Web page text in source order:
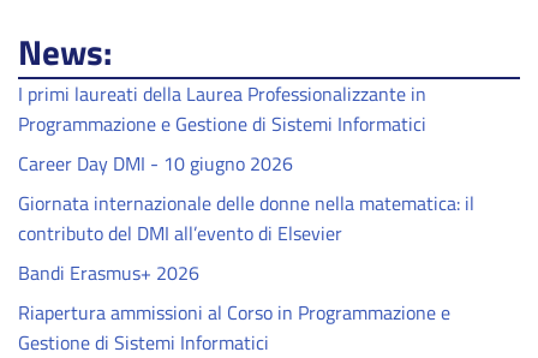
News:
I primi laureati della Laurea Professionalizzante in
Programmazione e Gestione di Sistemi Informatici
Career Day DMI - 10 giugno 2026
Giornata internazionale delle donne nella matematica: il
contributo del DMI all’evento di Elsevier
Bandi Erasmus+ 2026
Riapertura ammissioni al Corso in Programmazione e
Gestione di Sistemi Informatici